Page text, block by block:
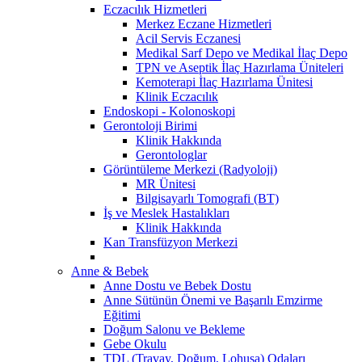
Eczacılık Hizmetleri
Merkez Eczane Hizmetleri
Acil Servis Eczanesi
Medikal Sarf Depo ve Medikal İlaç Depo
TPN ve Aseptik İlaç Hazırlama Üniteleri
Kemoterapi İlaç Hazırlama Ünitesi
Klinik Eczacılık
Endoskopi - Kolonoskopi
Gerontoloji Birimi
Klinik Hakkında
Gerontologlar
Görüntüleme Merkezi (Radyoloji)
MR Ünitesi
Bilgisayarlı Tomografi (BT)
İş ve Meslek Hastalıkları
Klinik Hakkında
Kan Transfüzyon Merkezi
Anne & Bebek
Anne Dostu ve Bebek Dostu
Anne Sütünün Önemi ve Başarılı Emzirme
Eğitimi
Doğum Salonu ve Bekleme
Gebe Okulu
TDL (Travay, Doğum, Lohusa) Odaları